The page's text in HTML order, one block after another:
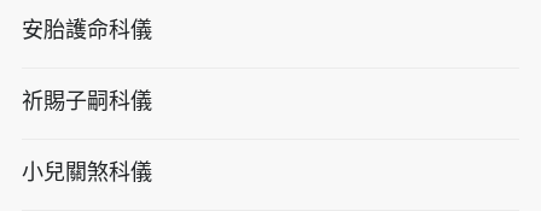
安胎護命科儀
祈賜子嗣科儀
小兒關煞科儀